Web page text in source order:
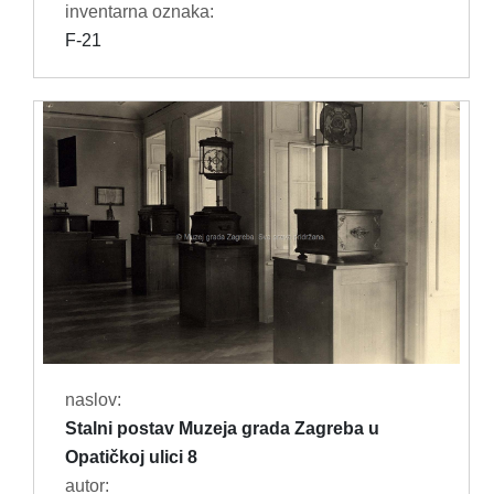
inventarna oznaka:
F-21
naslov:
Stalni postav Muzeja grada Zagreba u
Opatičkoj ulici 8
autor: